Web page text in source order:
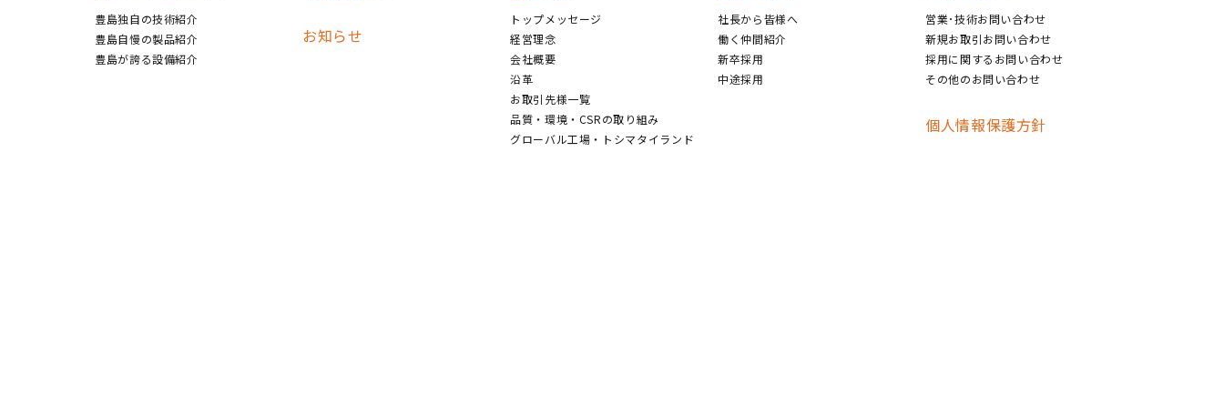
豊島独自の技術紹介
豊島自慢の製品紹介
豊島が誇る設備紹介
お知らせ
トップメッセージ
経営理念
会社概要
沿革
お取引先様一覧
品質・環境・CSRの取り組み
グローバル工場・トシマタイランド
社長から皆様へ
働く仲間紹介
新卒採用
中途採用
営業･技術お問い合わせ
新規お取引お問い合わせ
採用に関するお問い合わせ
その他のお問い合わせ
個人情報保護方針